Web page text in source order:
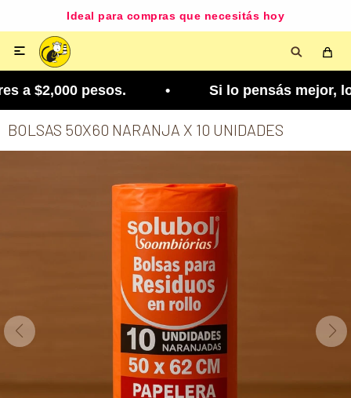
Ideal para compras que necesitás hoy

a $2,000 pesos. • Si lo pensás mejor, lo
BOLSAS 50X60 NARANJA X 10 UNIDADES